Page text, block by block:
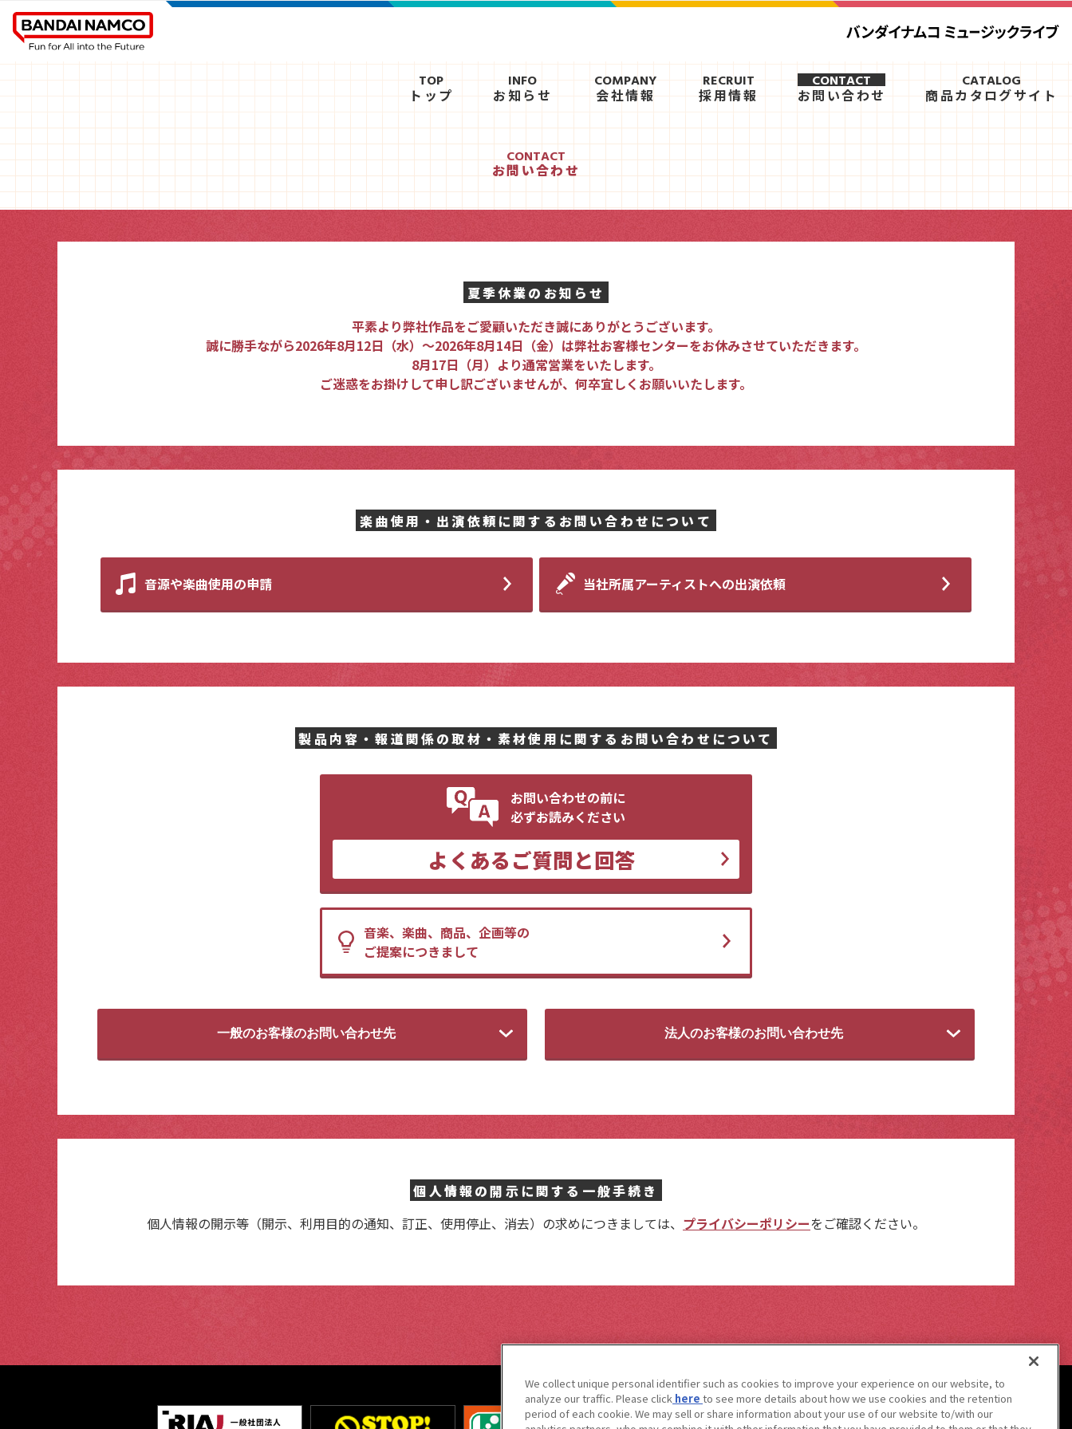
TOP
トップ
INFO
お知らせ
COMPANY
会社情報
RECRUIT
採用情報
CONTACT
お問い合わせ
CATALOG
商品カタログサイト
CONTACT
お問い合わせ
夏季休業のお知らせ
平素より弊社作品をご愛顧いただき誠にありがとうございます。
誠に勝手ながら2026年8月12日（水）〜2026年8月14日（金）は弊社お客様センターをお休みさせていただきます。
8月17日（月）より通常営業をいたします。
ご迷惑をお掛けして申し訳ございませんが、何卒宜しくお願いいたします。
楽曲使用・出演依頼に関する お問い合わせについて
音源や楽曲使用の申請 当社所属アーティストへの出演依頼
製品内容・報道関係の取材・素材使用に関するお問い合わせについて
お問い合わせの前に
必ずお読みください
よくあるご質問と回答
音楽、楽曲、商品、企画等の
ご提案につきまして
一般のお客様のお問い合わせ先 法人のお客様のお問い合わせ先
個人情報の開示に関する 一般手続き
個人情報の開示等（開示、利用目的の通知、訂正、使用停止、消去）の求めにつきましては、 プライバシーポリシーをご確認ください。
We collect unique personal identifier such as cookies to improve your experience on our website, to
analyze our traffic. Please click here to see more details about how we use cookies and the retention
period of each cookie. We may sell or share information about your use of our website to/with our